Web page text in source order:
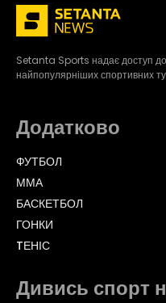
Setanta Sports надає доступ
найпопулярніших спортивних
Додатково
ФУТБОЛ
ММА
БАСКЕТБОЛ
ГОНКИ
TЕНІС
Дивись спорт